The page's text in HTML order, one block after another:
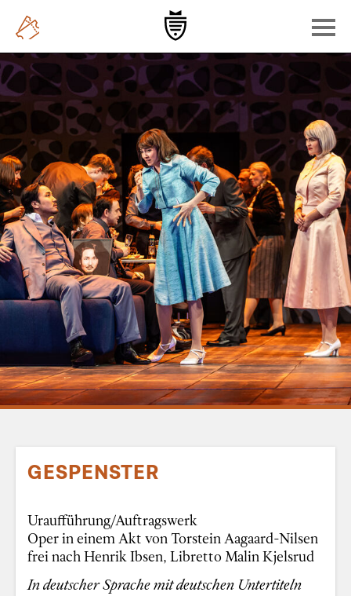
GESPENSTER
Uraufführung/Auftragswerk
Oper in einem Akt von Torstein Aagaard-Nilsen
frei nach Henrik Ibsen, Libretto Malin Kjelsrud
In deutscher Sprache mit deutschen Untertiteln